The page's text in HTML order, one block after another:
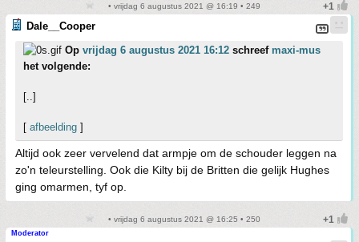
• vrijdag 6 augustus 2021 @ 16:19 • 249
Dale__Cooper
Op vrijdag 6 augustus 2021 16:12 schreef maxi-mus
het volgende:
[..]
[ afbeelding ]
Altijd ook zeer vervelend dat armpje om de schouder leggen na
zo'n teleurstelling. Ook die Kilty bij de Britten die gelijk Hughes
ging omarmen, tyf op.
• vrijdag 6 augustus 2021 @ 16:25 • 250
Moderator